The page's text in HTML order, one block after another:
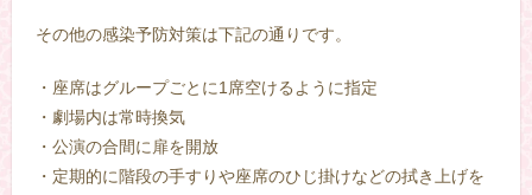
その他の感染予防対策は下記の通りです。
・座席はグループごとに1席空けるように指定
・劇場内は常時換気
・公演の合間に扉を開放
・定期的に階段の手すりや座席のひじ掛けなどの拭き上げを